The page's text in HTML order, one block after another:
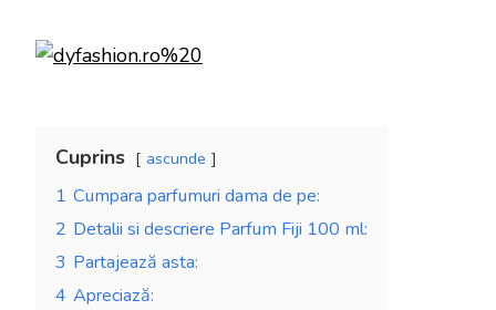
Cuprins ascunde
1 Cumpara parfumuri dama de pe:
2 Detalii si descriere Parfum Fiji 100 ml:
3 Partajează asta:
4 Apreciază: